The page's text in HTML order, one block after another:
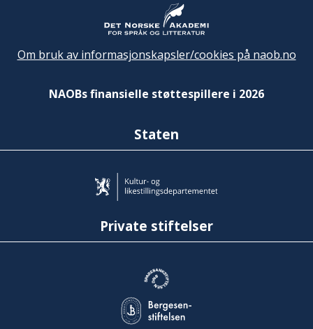
Om bruk av informasjonskapsler/cookies på naob.no
NAOBs finansielle støttespillere i 2026
Staten
Private stiftelser